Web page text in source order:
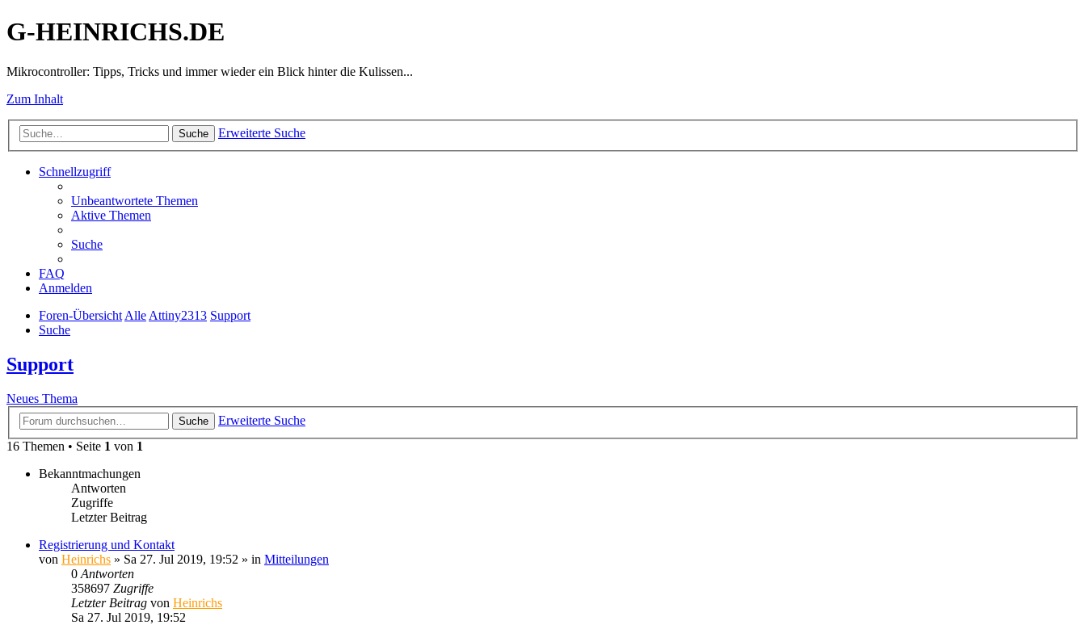
G-HEINRICHS.DE
Mikrocontroller: Tipps, Tricks und immer wieder ein Blick hinter die Kulissen...
Zum Inhalt
Suche Erweiterte Suche
Schnellzugriff
Unbeantwortete Themen
Aktive Themen
Suche
FAQ
Anmelden
Foren-ÜbersichtAlleAttiny2313 Support
Suche
Support
Neues Thema
Suche
Erweiterte Suche
16 Themen • Seite 1 von 1
Bekanntmachungen
Antworten
Zugriffe
Letzter Beitrag
Registrierung und Kontakt
von Heinrichs » Sa 27. Jul 2019, 19:52 » in Mitteilungen
0 Antworten
358697 Zugriffe
Letzter Beitrag von Heinrichs
Sa 27. Jul 2019, 19:52